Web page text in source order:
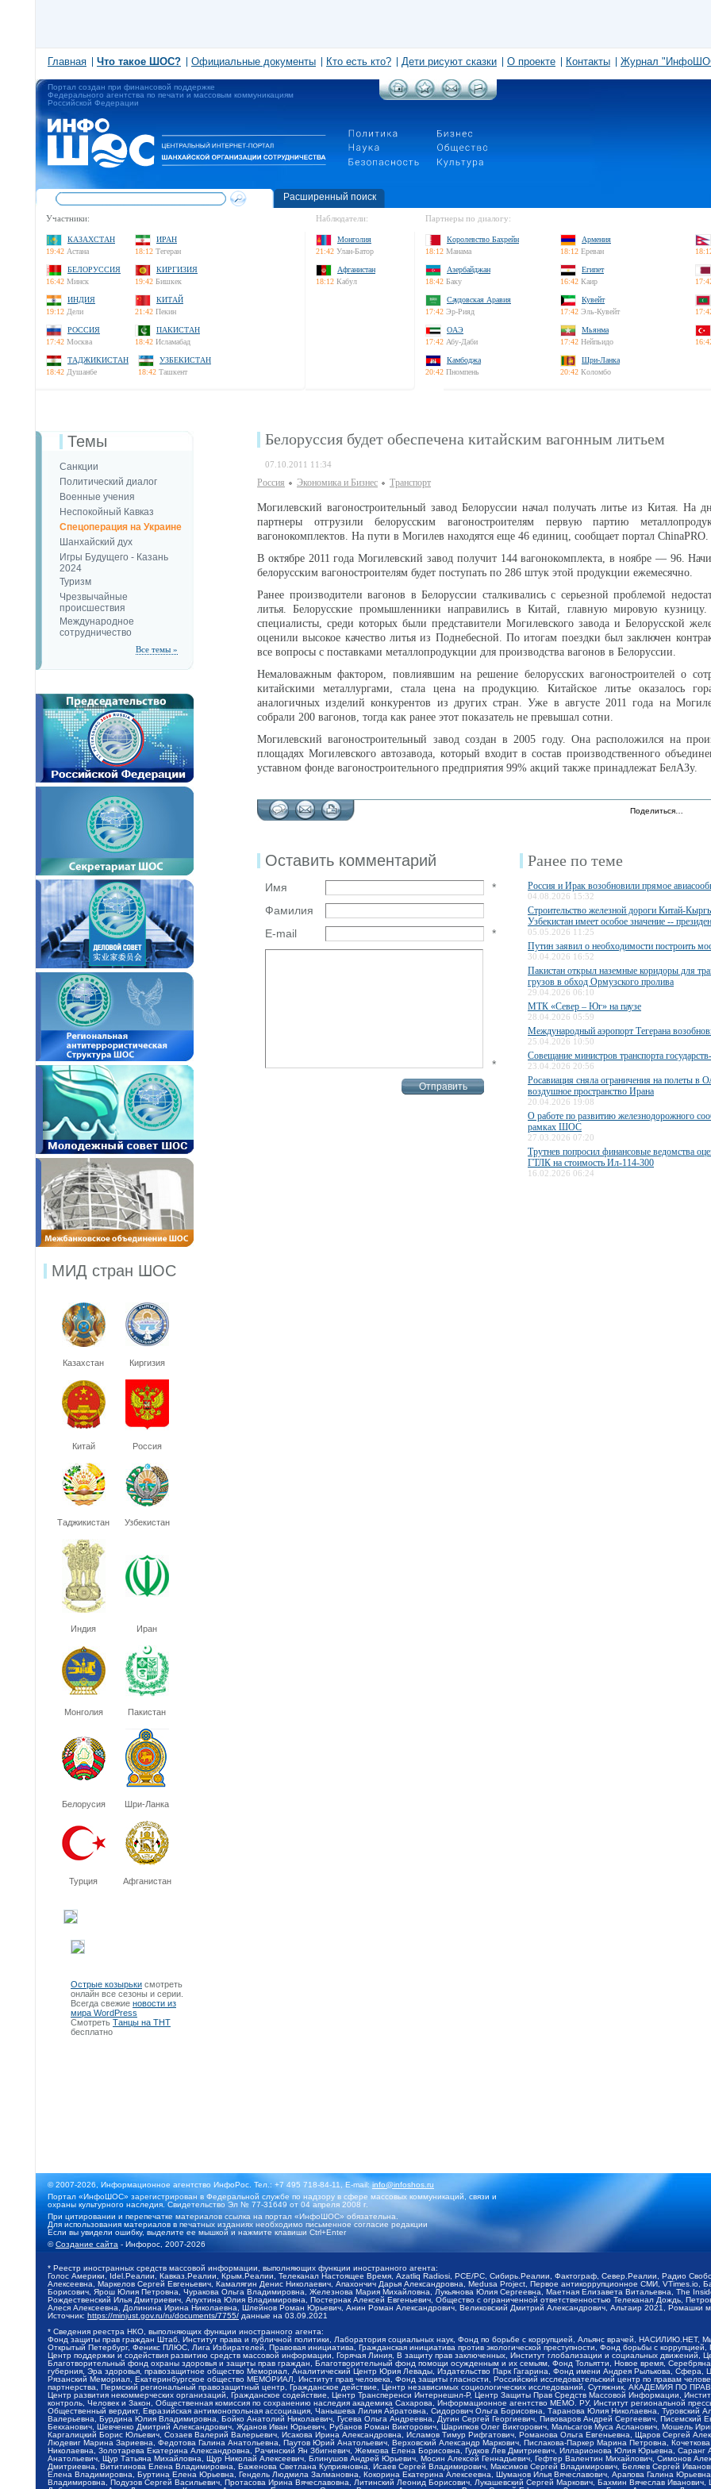
Главная Что такое ШОС? Официальные документы Кто есть кто? Дети рисуют сказки О проекте Контакты Журнал
Портал создан при финансовой поддержке
Федерального агентства по печати и массовым коммуникациям
Российской Федерации
Расширенный поиск
Участники:
КАЗАХСТАН
19:42 Астана
ИРАН
18:12 Тегеран
БЕЛОРУССИЯ
16:42 Минск
КИРГИЗИЯ
19:42 Бишкек
ИНДИЯ
19:12 Дели
КИТАЙ
21:42 Пекин
РОССИЯ
17:42 Москва
ПАКИСТАН
18:42 Исламабад
ТАДЖИКИСТАН
18:42 Душанбе
УЗБЕКИСТАН
18:42 Ташкент
Наблюдатели:
Монголия
21:42 Улан-Батор
Афганистан
18:12 Кабул
Партнеры по диалогу:
Королевство Бахрейн
18:12 Манама
Армения
18:12 Ереван
Азербайджан
18:42 Баку
Египет
16:42 Каир
Саудовская Аравия
17:42 Эр-Рияд
Кувейт
17:42 Эль-Кувейт
ОАЭ
17:42 Абу-Даби
Мьянма
17:42 Нейпьидо
Камбоджа
20:42 Пномпень
Шри-Ланка
20:42 Коломбо
Темы
Санкции
Политический диалог
Военные учения
Неспокойный Кавказ
Спецоперация на Украине
Шанхайский дух
Игры Будущего - Казань
2024
Туризм
Чрезвычайные
происшествия
Международное
сотрудничество
Все темы »
МИД стран ШОС
Казахстан Киргизия
Китай Россия
Таджикистан Узбекистан
Индия Иран
Монголия Пакистан
Белорусия Шри-Ланка
Турция Афганистан
Острые козырьки смотреть
онлайн все сезоны и серии.
Всегда свежие новости из
мира WordPress
Смотреть Танцы на ТНТ
бесплатно
Белоруссия будет обеспечена китайским вагонным литьем
07.10.2011 11:34
Россия Экономика и Бизнес Транспорт
Могилевский вагоностроительный завод Белоруссии начал получать литье из Китая. На
партнеры отгрузили белорусским вагоностроителям первую партию
вагонокомплектов. На пути в Могилев находятся еще 46 единиц, сообщает портал ChinaPRO.
В октябре 2011 года Могилевский завод получит 144 вагонокомплекта, в ноябре — 96.
белорусским вагоностроителям будет поступать по 286 штук этой продукции ежемесячно.
Ранее производители вагонов в Белоруссии сталкивались с серьезной проблемой
литья. Белорусские промышленники направились в Китай, главную мировую кузницу.
специалисты, среди которых были представители Могилевского завода и Белорусской
оценили высокое качество литья из Поднебесной. По итогам поездки был заключен
все вопросы с поставками металлопродукции для производства вагонов в Белоруссии.
Немаловажным фактором, повлиявшим на решение белорусских вагоностроителей о
китайскими металлургами, стала цена на продукцию. Китайское литье оказалось
аналогичных изделий конкурентов из других стран. Уже в августе 2011 года на
собрали 200 вагонов, тогда как ранее этот показатель не превышал сотни.
Могилевский вагоностроительный завод создан в 2005 году. Она расположился на
площадях Могилевского автозавода, который входит в состав производственного
уставном фонде вагоностроительного предприятия 99% акций также принадлежат БелАЗу.
Поделиться…
Оставить комментарий
Имя
*
Фамилия
E-mail
*
*
Ранее по теме
Россия и Ирак возобновили прямое
04.08.2026 15:32
Строительство железной дороги Китай-
Узбекистан имеет особое значение --
05.05.2026 11:25
Путин заявил о необходимости построить
30.04.2026 16:52
Пакистан открыл наземные коридоры для
грузов в обход Ормузского пролива
29.04.2026 06:10
МТК «Север – Юг» на паузе
28.04.2026 05:59
Международный аэропорт Тегерана
25.04.2026 10:50
Совещание министров транспорта
23.04.2026 20:56
Росавиация сняла ограничения на полеты в
воздушное пространство Ирана
20.04.2026 19:08
О работе по развитию железнодорожного
рамках ШОС
27.03.2026 07:20
Трутнев попросил финансовые ведомства
ГТЛК на стоимость Ил-114-300
16.02.2026 06:24
© 2007-2026, Информационное агентство ИнфоРос. Тел.: +7 495 718-84-11, E-mail:info@infoshos.ru
Портал «ИнфоШОС» зарегистрирован в Федеральной службе по надзору в сфере массовых коммуникаций, связи и
охраны культурного наследия. Свидетельство Эл № 77-31649 от 04 апреля 2008 г.
При цитировании и перепечатке материалов ссылка на портал «ИнфоШОС» обязательна.
Для использования материалов в печатных изданиях необходимо письменное согласие редакции
Если вы увидели ошибку, выделите ее мышкой и нажмите клавиши Ctrl+Enter
©Создание сайта - Инфорос, 2007-2026
* Реестр иностранных средств массовой информации, выполняющих функции иностранного агента:
Голос Америки, Idel.Реалии, Кавказ.Реалии, Крым.Реалии, Телеканал Настоящее Время, Azatliq Radiosi, PCE/PC, Сибирь.Реалии, Фактограф, Север.Реалии, Радио
Алексеевна, Маркелов Сергей Евгеньевич, Камалягин Денис Николаевич, Апахончич Дарья Александровна, Medusa Project, Первое антикоррупционное СМИ,
Борисович, Ярош Юлия Петровна, Чуракова Ольга Владимировна, Железнова Мария Михайловна, Лукьянова Юлия Сергеевна, Маетная Елизавета Витальевна, The
Рождественский Илья Дмитриевич, Апухтина Юлия Владимировна, Постернак Алексей Евгеньевич, Общество с ограниченной ответственностью Телеканал Дождь,
Алеся Алексеевна, Долинина Ирина Николаевна, Шлейнов Роман Юрьевич, Анин Роман Александрович, Великовский Дмитрий Александрович, Альтаир 2021, Ромашки
Источник: https://minjust.gov.ru/ru/documents/7755/ данные на 03.09.2021
* Сведения реестра НКО, выполняющих функции иностранного агента:
Фонд защиты прав граждан Штаб, Институт права и публичной политики, Лаборатория социальных наук, Фонд по борьбе с коррупцией, Альянс врачей,
Открытый Петербург, Феникс ПЛЮС, Лига Избирателей, Правовая инициатива, Гражданская инициатива против экологической преступности, Фонд борьбы с
Центр поддержки и содействия развитию средств массовой информации, Горячая Линия, В защиту прав заключенных, Институт глобализации и социальных
Благотворительный фонд охраны здоровья и защиты прав граждан, Благотворительный фонд помощи осужденным и их семьям, Фонд Тольятти, Новое время,
губерния, Эра здоровья, правозащитное общество Мемориал, Аналитический Центр Юрия Левады, Издательство Парк Гагарина, Фонд имени Андрея Рылькова,
Рязанский Мемориал, Екатеринбургское общество МЕМОРИАЛ, Институт прав человека, Фонд защиты гласности, Российский исследовательский центр по правам
партнерства, Пермский региональный правозащитный центр, Гражданское действие, Центр независимых социологических исследований, Сутяжник, АКАДЕМИЯ ПО
Центр развития некоммерческих организаций, Гражданское содействие, Центр Трансперенси Интернешнл-Р, Центр Защиты Прав Средств Массовой Информации,
контроль, Человек и Закон, Общественная комиссия по сохранению наследия академика Сахарова, Информационное агентство МЕМО. РУ, Институт региональной
Общественный вердикт, Евразийская антимонопольная ассоциация, Чанышева Лилия Айратовна, Сидорович Ольга Борисовна, Таранова Юлия Николаевна, Туровский
Валерьевна, Бурдина Юлия Владимировна, Бойко Анатолий Николаевич, Гусева Ольга Андреевна, Дугин Сергей Георгиевич, Пивоваров Андрей Сергеевич, Писемский
Бекханович, Шевченко Дмитрий Александрович, Жданов Иван Юрьевич, Рубанов Роман Викторович, Шарипков Олег Викторович, Мальсагов Муса Асланович, Мошель
Каргалицкий Борис Юльевич, Созаев Валерий Валерьевич, Исакова Ирина Александровна, Исламов Тимур Рифгатович, Романова Ольга Евгеньевна, Щаров Сергей
Людевиг Марина Зариевна, Федотова Галина Анатольевна, Паутов Юрий Анатольевич, Верховский Александр Маркович, Пислакова-Паркер Марина Петровна,
Николаевна, Золотарева Екатерина Александровна, Рачинский Ян Збигневич, Жемкова Елена Борисовна, Гудков Лев Дмитриевич, Илларионова Юлия Юрьевна,
Анатольевич, Щур Татьяна Михайловна, Щур Николай Алексеевич, Блинушов Андрей Юрьевич, Мосин Алексей Геннадьевич, Гефтер Валентин Михайлович, Симонов
Дмитриевна, Вититинова Елена Владимировна, Баженова Светлана Куприяновна, Исаев Сергей Владимирович, Максимов Сергей Владимирович, Беляев Сергей
Елена Владимировна, Буртина Елена Юрьевна, Гендель Людмила Залмановна, Кокорина Екатерина Алексеевна, Шуманов Илья Вячеславович, Арапова Галина
Владимировна, Подузов Сергей Васильевич, Протасова Ирина Вячеславовна, Литинский Леонид Борисович, Лукашевский Сергей Маркович, Бахмин Вячеслав